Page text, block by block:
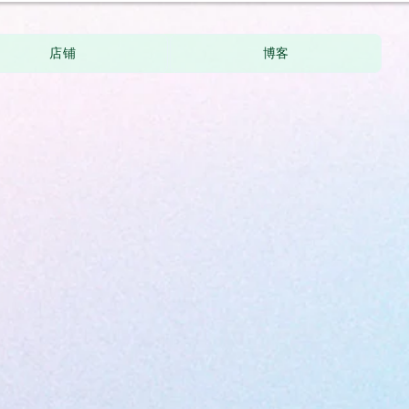
店铺 博客